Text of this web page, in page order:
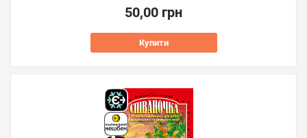
50,00 грн
Купити